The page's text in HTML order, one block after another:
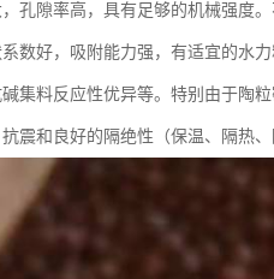
孔隙率高，具有足够的机械强度
数好，吸附能力强，有适宜的水
集料反应性优异等。特别由于陶
震和良好的隔绝性（保温、隔热、